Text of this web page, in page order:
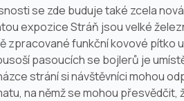
se zde buduje také zcela
expozice Stráň jsou velké
zpracované funkční kovové pítko
pasoucích se bojlerů je
strání si návštěvníci mohou
na němž se mohou